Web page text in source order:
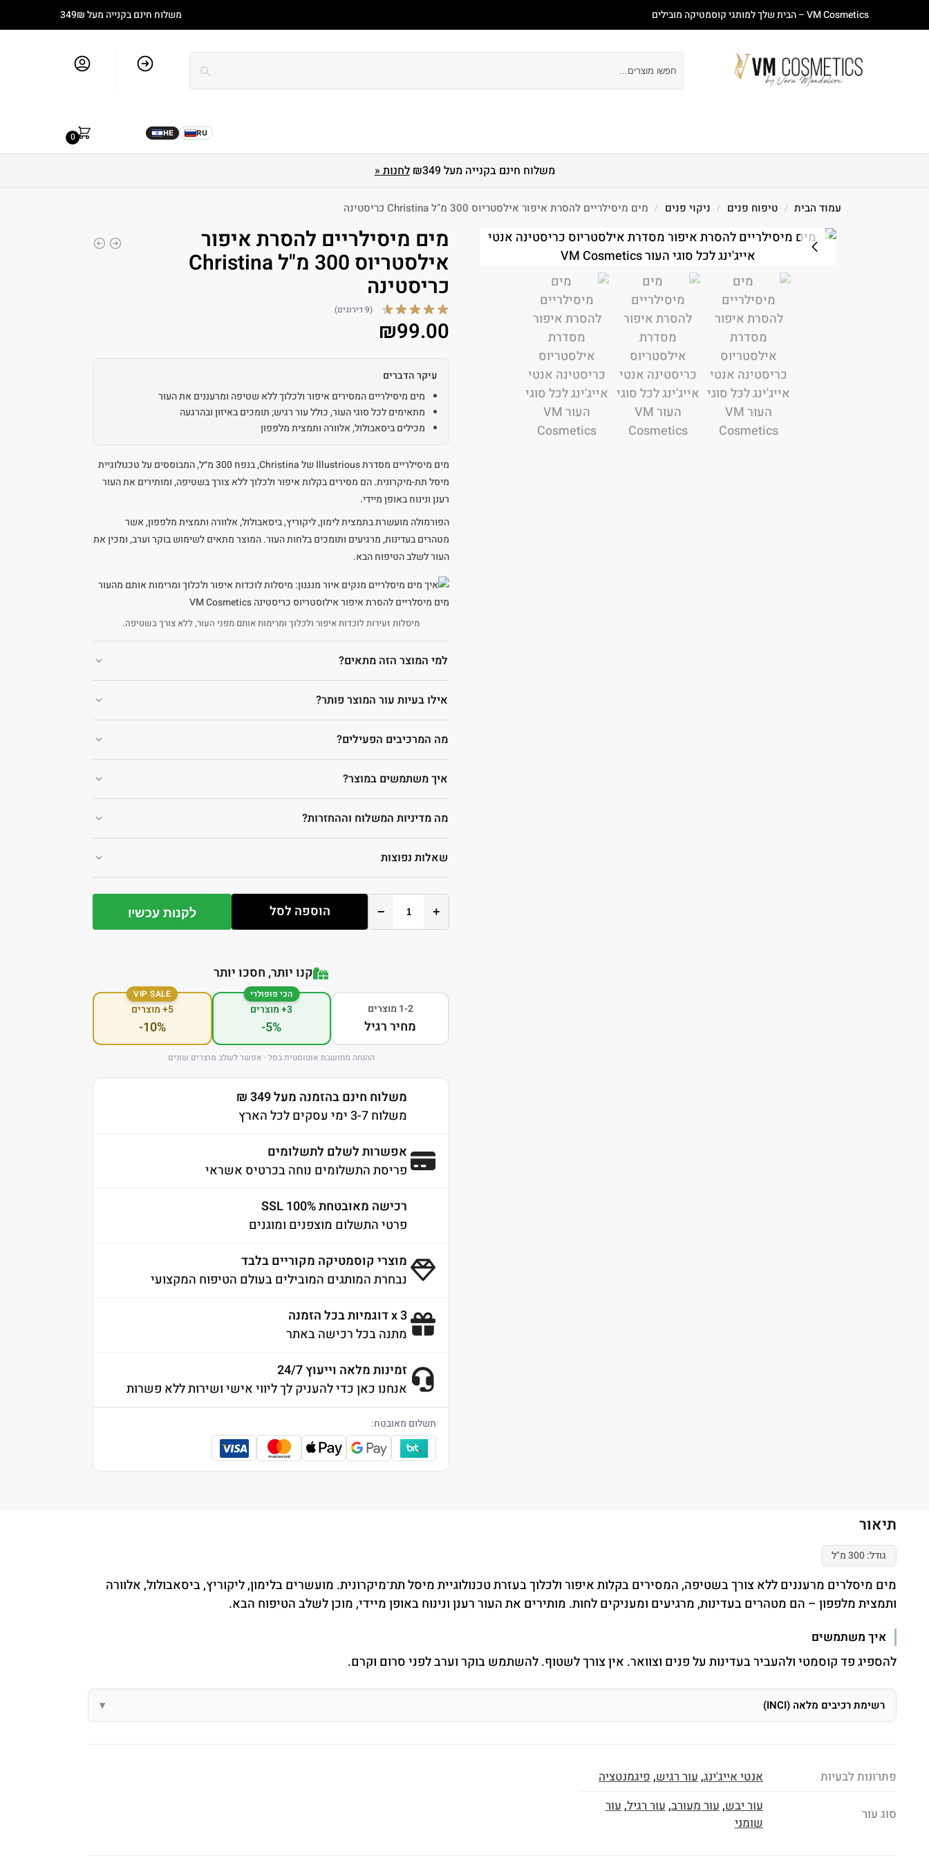
VM Cosmetics – הבית שלך למותגי קוסמטיקה מובילים משלוח חינם בקנייה מעל 349₪
HE RU
0
משלוח חינם בקנייה מעל ₪349 לחנות «
עמוד הבית / טיפוח פנים / ניקוי פנים / מים מיסילריים להסרת איפור אילסטריוס 300 מ"ל Christina כריסטינה
מים מיסילריים להסרת איפור
אילסטריוס 300 מ"ל Christina
כריסטינה
(9 דירוגים)
₪99.00
עיקר הדברים
מים מיסילריים המסירים איפור ולכלוך ללא שטיפה ומרעננים את העור
מתאימים לכל סוגי העור, כולל עור רגיש; תומכים באיזון ובהרגעה
מכילים ביסאבולול, אלוורה ותמצית מלפפון
מים מיסילריים מסדרת Illustrious של Christina, בנפח 300 מ״ל, המבוססים על טכנולוגיית
מיסל תת-מיקרונית. הם מסירים בקלות איפור ולכלוך ללא צורך בשטיפה, ומותירים את העור
רענן ונינוח באופן מיידי.
הפורמולה מועשרת בתמצית לימון, ליקוריץ, ביסאבולול, אלוורה ותמצית מלפפון, אשר
מטהרים בעדינות, מרגיעים ותומכים בלחות העור. המוצר מתאים לשימוש בוקר וערב, ומכין את
העור לשלב הטיפוח הבא.
מיסלות זעירות לוכדות איפור ולכלוך ומרימות אותם מפני העור, ללא צורך בשטיפה.
למי המוצר הזה מתאים?
אילו בעיות עור המוצר פותר?
מה המרכיבים הפעילים?
איך משתמשים במוצר?
מה מדיניות המשלוח וההחזרות?
שאלות נפוצות
+
− הוספה לסל לקנות עכשיו
קנו יותר, חסכו יותר
1-2 מוצרים
מחיר רגיל
הכי פופולרי
3+ מוצרים
-5%
VIP SALE
5+ מוצרים
-10%
ההנחה מחושבת אוטומטית בסל · אפשר לשלב מוצרים שונים
משלוח חינם בהזמנה מעל 349 ₪
משלוח 3-7 ימי עסקים לכל הארץ
אפשרות לשלם לתשלומים
פריסת התשלומים נוחה בכרטיס אשראי
רכישה מאובטחת 100% SSL
פרטי התשלום מוצפנים ומוגנים
מוצרי קוסמטיקה מקוריים בלבד
נבחרת המותגים המובילים בעולם הטיפוח המקצועי
3 x דוגמיות בכל הזמנה
מתנה בכל רכישה באתר
זמינות מלאה וייעוץ 24/7
אנחנו כאן כדי להעניק לך ליווי אישי ושירות ללא פשרות
תשלום מאובטח:
תיאור
גודל: 300 מ"ל
מים מיסלרים מרעננים ללא צורך בשטיפה, המסירים בקלות איפור ולכלוך בעזרת טכנולוגיית מיסל תת־מיקרונית. מועשרים בלימון, ליקוריץ, ביסאבולול, אלוורה
ותמצית מלפפון – הם מטהרים בעדינות, מרגיעים ומעניקים לחות. מותירים את העור רענן ונינוח באופן מיידי, מוכן לשלב הטיפוח הבא.
איך משתמשים
להספיג פד קוסמטי ולהעביר בעדינות על פנים וצוואר. אין צורך לשטוף. להשתמש בוקר וערב לפני סרום וקרם.
רשימת רכיבים מלאה (INCI)
פתרונות לבעיות אנטי אייג'ינג,עור רגיש,פיגמנטציה
סוג עור עור יבש,עור מעורב,עור רגיל,עור
שומני